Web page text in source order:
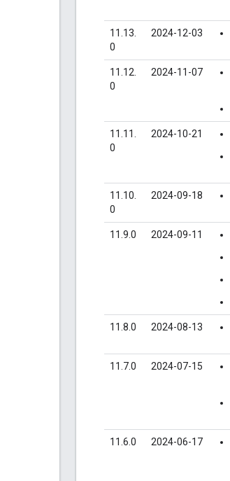
11.13.
0
2024-12-03
11.12.
0
2024-11-07
11.11.
0
2024-10-21
11.10.
0
2024-09-18
11.9.0 2024-09-11
11.8.0 2024-08-13
11.7.0 2024-07-15
11.6.0 2024-06-17